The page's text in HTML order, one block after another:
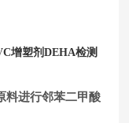
增塑剂DEHA检测
料进行邻苯二甲酸